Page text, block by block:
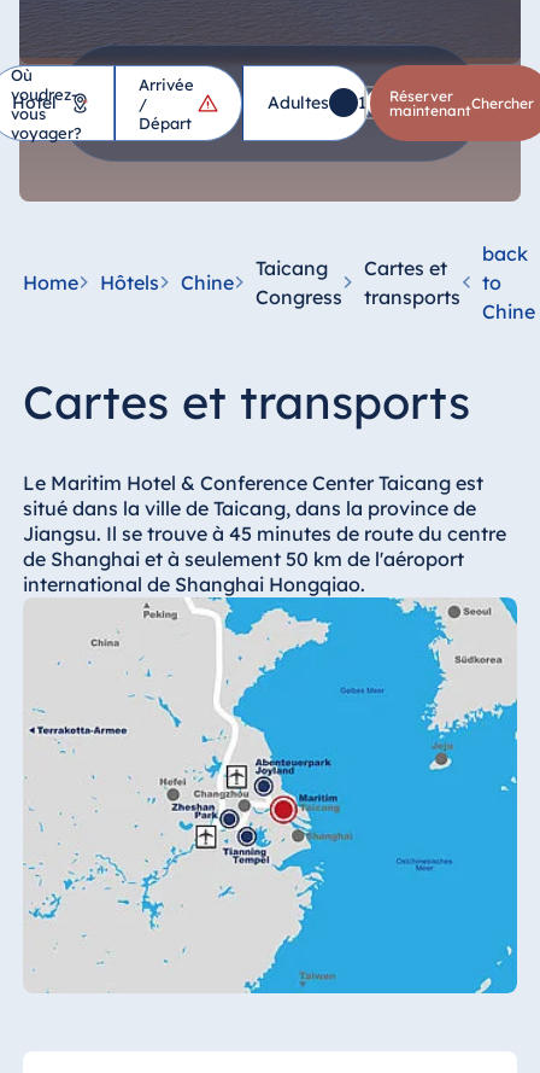
Où
voudrez-
vous
voyager?
*
Hôtel
Hotel Bad
proArte Hotel
Hotel Bonn
Hotel Bremen
Hotel Darmstadt
Hotel Dresden
Hotel Düsseldorf
Hotel Frankfurt
Schlossgarten
Fulda
Airport Hotel
Hannover
Hotel Ingolstadt
Hotel Bellevue
Kiel
Hotel Köln
Hotel Magdeburg
Arrivée
/
Départ
Adultes 1 Enfants 0
Réserver
maintenant chercher
Home Hôtels Chine
Taicang
Congress
Cartes et
transports
back
to
Chine
Cartes et transports
Le Maritim Hotel & Conference Center Taicang est
situé dans la ville de Taicang, dans la province de
Jiangsu. Il se trouve à 45 minutes de route du centre
de Shanghai et à seulement 50 km de l'aéroport
international de Shanghai Hongqiao.